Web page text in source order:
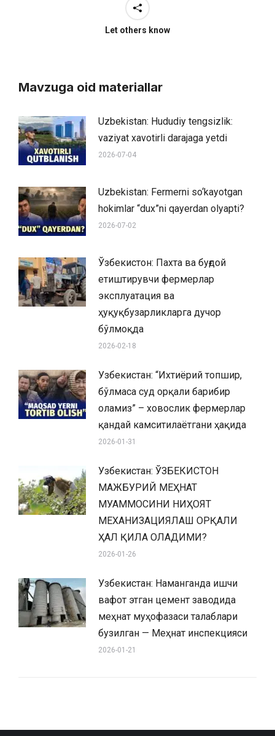
Let others know
Mavzuga oid materiallar
Uzbekistan: Hududiy tengsizlik:
vaziyat xavotirli darajaga yetdi
2026-07-04
Uzbekistan: Fermerni so‘kayotgan
hokimlar “dux”ni qayerdan olyapti?
2026-07-02
Ўзбекистон: Пахта ва буғдой
етиштирувчи фермерлар
эксплуатация ва
ҳуқуқбузарликларга дучор
бўлмоқда
2026-02-18
Узбекистан: “Ихтиёрий топшир,
бўлмаса суд орқали барибир
оламиз” – ховослик фермерлар
қандай камситилаётгани ҳақида
2026-01-31
Узбекистан: ЎЗБЕКИСТОН
МАЖБУРИЙ МЕҲНАТ
МУАММОСИНИ НИҲОЯТ
МЕХАНИЗАЦИЯЛАШ ОРҚАЛИ
ҲАЛ ҚИЛА ОЛАДИМИ?
2026-01-26
Узбекистан: Наманганда ишчи
вафот этган цемент заводида
меҳнат муҳофазаси талаблари
бузилган — Меҳнат инспекцияси
2026-01-21